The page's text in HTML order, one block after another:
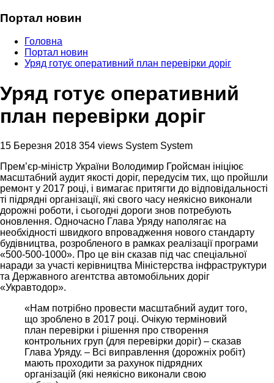
Портал новин
Головна
Портал новин
Уряд готує оперативний план перевірки доріг
Уряд готує оперативний
план перевірки доріг
15 Березня 2018 354 views System System
Прем’єр-міністр України Володимир Гройсман ініціює
масштабний аудит якості доріг, передусім тих, що пройшли
ремонт у 2017 році, і вимагає притягти до відповідальності
ті підрядні організації, які свого часу неякісно виконали
дорожні роботи, і сьогодні дороги знов потребують
оновлення. Одночасно Глава Уряду наполягає на
необхідності швидкого впровадження нового стандарту
будівництва, розробленого в рамках реалізації програми
«500-500-1000». Про це він сказав під час спеціальної
наради за участі керівництва Міністерства інфраструктури
та Державного агентства автомобільних доріг
«Укравтодор».
«Нам потрібно провести масштабний аудит того,
що зроблено в 2017 році. Очікую терміновий
план перевірки і рішення про створення
контрольних груп (для перевірки доріг) – сказав
Глава Уряду. – Всі виправлення (дорожніх робіт)
мають проходити за рахунок підрядних
організацій (які неякісно виконали свою